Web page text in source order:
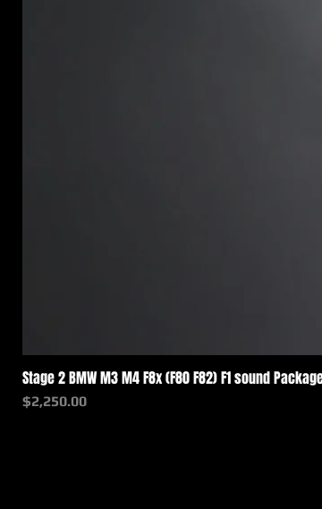
Stage 2 BMW M3 M4 F8x (F80 F82) F1 sound
価格
$2,250.00